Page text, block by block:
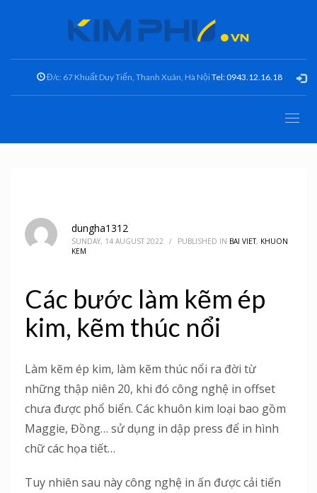
Đ/c: 67 Khuất Duy Tiến, Thanh Xuân, Hà NộiTel: 0943.12.16.18
dungha1312
SUNDAY, 14 AUGUST 2022 / PUBLISHED IN BAI VIET, KHUON
KEM
Các bước làm kẽm ép
kim, kẽm thúc nổi
Làm kẽm ép kim, làm kẽm thúc nổi ra đời từ
những thập niên 20, khi đó công nghệ in offset
chưa được phổ biển. Các khuôn kim loại bao gồm
Maggie, Đồng… sử dụng in dập press để in hình
chữ các họa tiết…
Tuy nhiên sau này công nghệ in ấn được cải tiến